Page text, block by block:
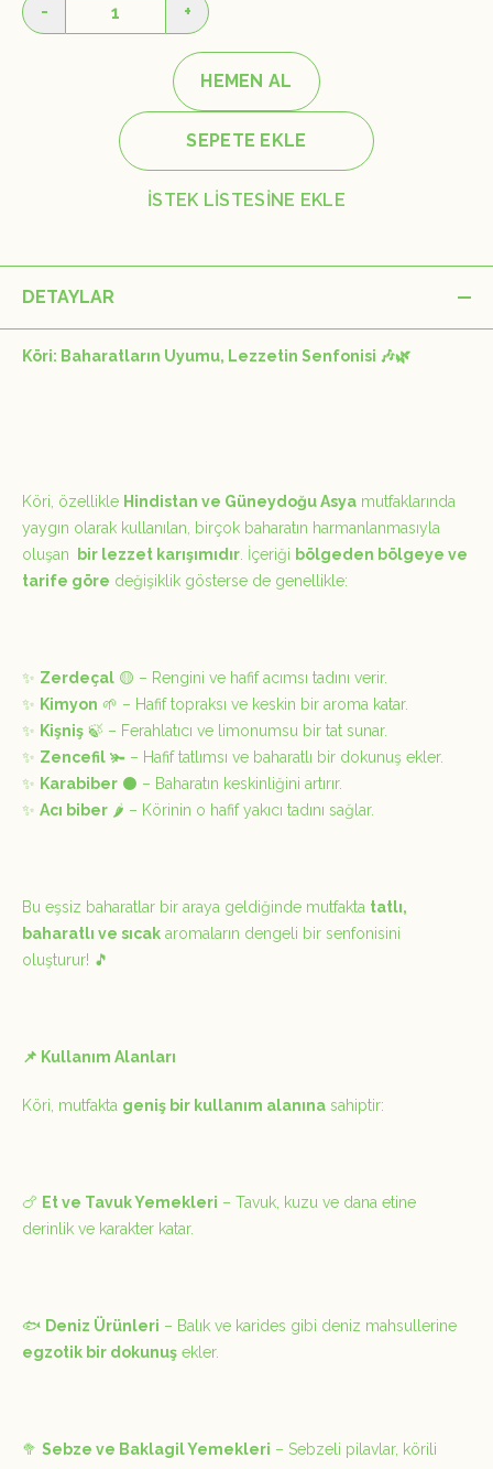
- +
HEMEN AL
SEPETE EKLE
İSTEK LİSTESİNE EKLE
DETAYLAR
Köri: Baharatların Uyumu, Lezzetin Senfonisi 🎶🌿
Köri, özellikle Hindistan ve Güneydoğu Asya mutfaklarında
yaygın olarak kullanılan, birçok baharatın harmanlanmasıyla
oluşan
bir lezzet karışımıdır. İçeriği bölgeden bölgeye ve
tarife göre değişiklik gösterse de genellikle:
✨ Zerdeçal 🟡 – Rengini ve hafif acımsı tadını verir.
✨ Kimyon 🌱 – Hafif topraksı ve keskin bir aroma katar.
✨ Kişniş 🍃 – Ferahlatıcı ve limonumsu bir tat sunar.
✨ Zencefil 🫚 – Hafif tatlımsı ve baharatlı bir dokunuş ekler.
✨ Karabiber ⚫ – Baharatın keskinliğini artırır.
✨ Acı biber 🌶️ – Körinin o hafif yakıcı tadını sağlar.
Bu eşsiz baharatlar bir araya geldiğinde mutfakta tatlı,
baharatlı ve sıcak aromaların dengeli bir senfonisini
oluşturur! 🎵
📌 Kullanım Alanları
Köri, mutfakta geniş bir kullanım alanına sahiptir:
🍗 Et ve Tavuk Yemekleri – Tavuk, kuzu ve dana etine
derinlik ve karakter katar.
🐟 Deniz Ürünleri – Balık ve karides gibi deniz mahsullerine
egzotik bir dokunuş ekler.
🥦 Sebze ve Baklagil Yemekleri – Sebzeli pilavlar, körili